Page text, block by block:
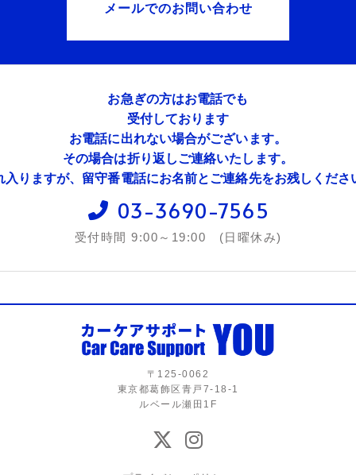
メールでのお問い合わせ
お急ぎの方はお電話でも
受付しております
お電話に出れない場合がございます。
その場合は折り返しご連絡いたします。
入りますが、留守番電話にお名前とご連絡先をお残しくださ
03-3690-7565
受付時間 9:00～19:00 (日曜休み)
〒125-0062
東京都葛飾区青戸7-18-1
ルベール瀬田1F